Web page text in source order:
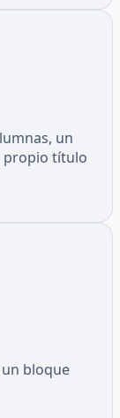
un
propio título
bloque